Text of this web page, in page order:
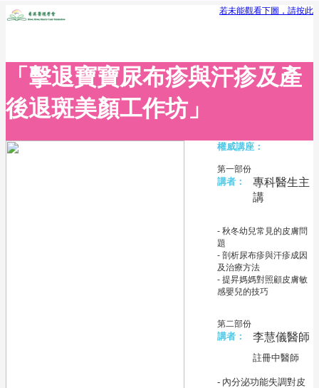
若未能觀看下圖，請按此
「擊退寶寶尿布疹與汗疹及產
後退斑美顏工作坊」
權威講座：
第一部份
講者：
專科醫生主
講
- 秋冬幼兒常見的皮膚問
題
- 剖析尿布疹與汗疹成因
及治療方法
- 提昇媽媽對照顧皮膚敏
感嬰兒的技巧
第二部份
講者： 李慧儀醫師
註冊中醫師
- 內分泌功能失調對皮